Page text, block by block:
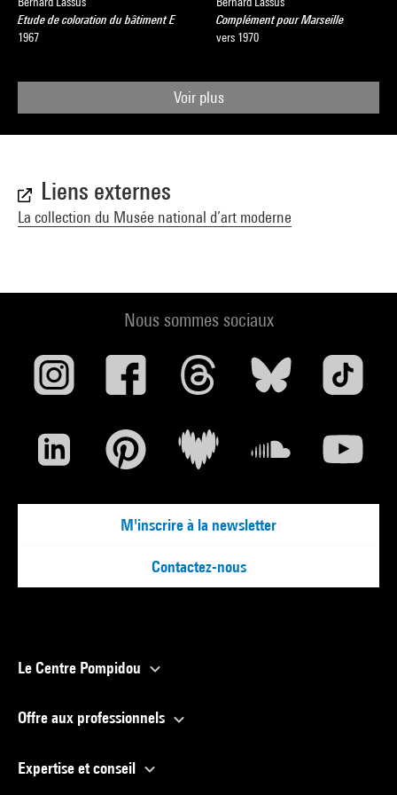
Etude de coloration du bâtiment E
1967
Complément pour Marseille
vers 1970
Voir plus
Liens externes
La collection du Musée national d’art moderne
Nous sommes sociaux
M'inscrire à la newsletter
Contactez-nous
Le Centre Pompidou
Offre aux professionnels
Expertise et conseil